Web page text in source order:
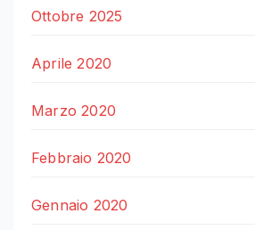
Ottobre 2025
Aprile 2020
Marzo 2020
Febbraio 2020
Gennaio 2020